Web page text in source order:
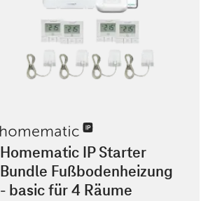
Homematic IP Starter
Bundle Fußbodenheizung
- basic für 4 Räume